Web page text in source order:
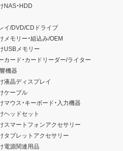
NAS・HDD
イ/DVD/CDドライブ
メモリー・組込み/OEM
USBメモリー
カード・カードリーダー/ライター
機器
液晶ディスプレイ
ケーブル
マウス・キーボード・入力機器
ヘッドセット
スマートフォンアクセサリー
タブレットアクセサリー
電源関連用品